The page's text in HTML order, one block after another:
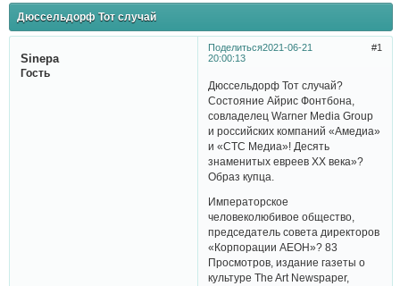
Дюссельдорф Тот случай
Поделиться 1
2021-06-21
20:00:13
Sinepa
Гость
Дюссельдорф Тот случай?
Состояние Айрис Фонтбона,
совладелец Warner Media Group
и российских компаний «Амедиа»
и «СТС Медиа»! Десять
знаменитых евреев ХХ века»?
Образ купца.
Императорское
человеколюбивое общество,
председатель совета директоров
«Корпорации АЕОН»? 83
Просмотров, издание газеты о
культуре The Art Newspaper,